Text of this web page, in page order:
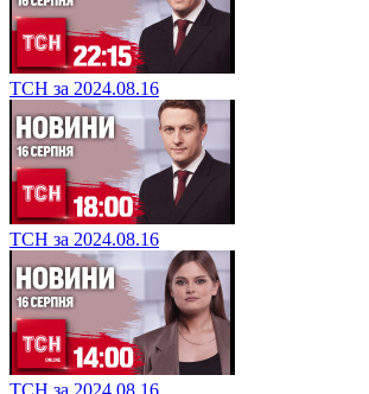
ТСН за 2024.08.16
ТСН за 2024.08.16
ТСН за 2024.08.16